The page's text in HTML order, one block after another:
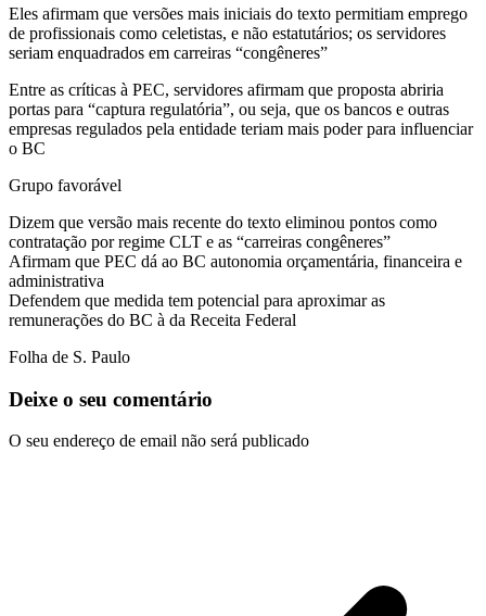
Eles afirmam que versões mais iniciais do texto permitiam emprego
de profissionais como celetistas, e não estatutários; os servidores
seriam enquadrados em carreiras “congêneres”
Entre as críticas à PEC, servidores afirmam que proposta abriria
portas para “captura regulatória”, ou seja, que os bancos e outras
empresas regulados pela entidade teriam mais poder para influenciar
o BC
Grupo favorável
Dizem que versão mais recente do texto eliminou pontos como
contratação por regime CLT e as “carreiras congêneres”
Afirmam que PEC dá ao BC autonomia orçamentária, financeira e
administrativa
Defendem que medida tem potencial para aproximar as
remunerações do BC à da Receita Federal
Folha de S. Paulo
Deixe o seu comentário
O seu endereço de email não será publicado